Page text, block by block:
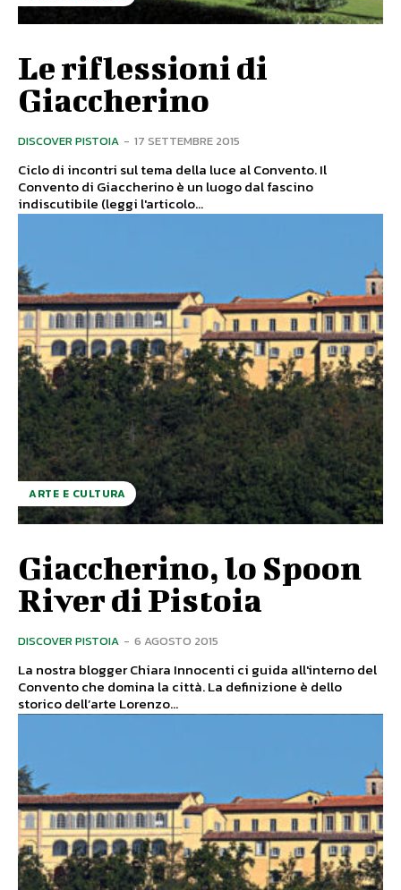
Le riflessioni di
Giaccherino
DISCOVER PISTOIA - 17 SETTEMBRE 2015
Ciclo di incontri sul tema della luce al Convento. Il
Convento di Giaccherino è un luogo dal fascino
indiscutibile (leggi l'articolo...
ARTE E CULTURA
Giaccherino, lo Spoon
River di Pistoia
DISCOVER PISTOIA - 6 AGOSTO 2015
La nostra blogger Chiara Innocenti ci guida all'interno del
Convento che domina la città. La definizione è dello
storico dell’arte Lorenzo...